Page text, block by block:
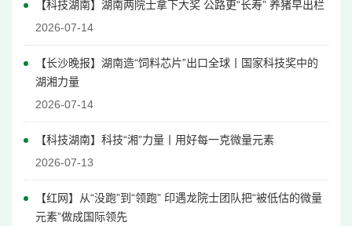
【科技湖南】 湖南两院士拿下大奖 公路更“长寿” 养猪早出栏
2026-07-14
【长沙晚报】湖南造“饲料芯片”出口全球丨国家科技奖中的
湖湘力量
2026-07-14
【科技湖南】 科技“湘”力量丨用好每一克微量元素
2026-07-13
【红网】从“没跑”到“领跑” 印遇龙院士团队把“被低估的微量
元素”做成国际领先